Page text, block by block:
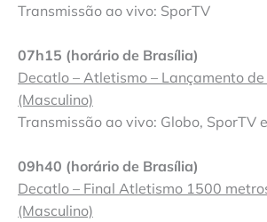
Transmissão ao vivo: SporTV
07h15 (horário de Brasília)
Decatlo – Atletismo – Lançamento
(Masculino)
Transmissão ao vivo: Globo, SporTV
09h40 (horário de Brasília)
Decatlo – Final Atletismo 1500
(Masculino)